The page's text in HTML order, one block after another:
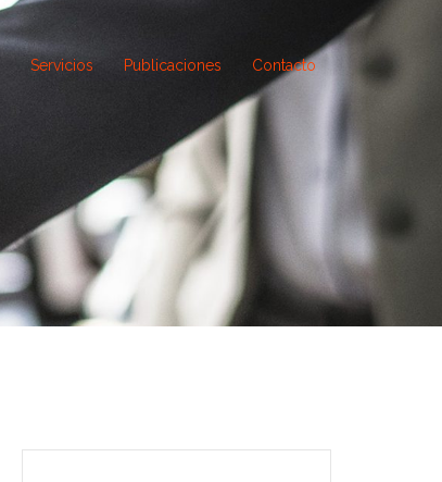
Servicios Publicaciones Contacto